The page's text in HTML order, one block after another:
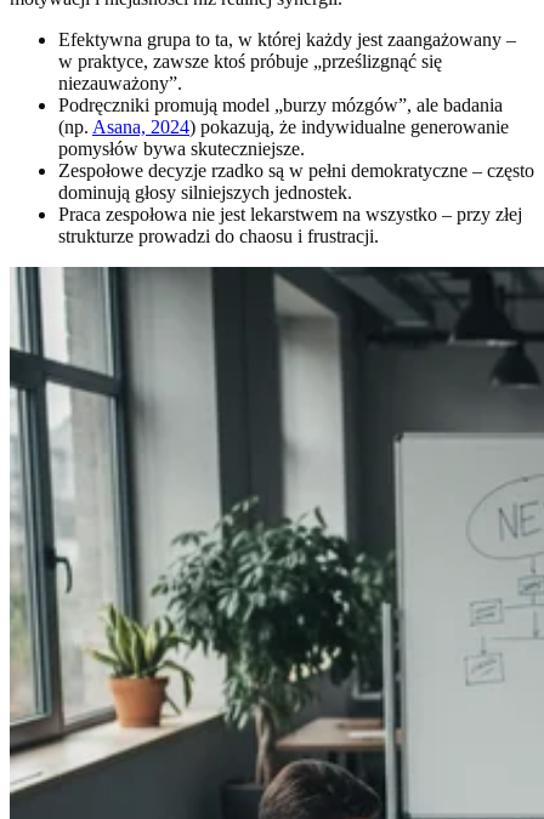
Efektywna grupa to ta, w której każdy jest zaangażowany –
w praktyce, zawsze ktoś próbuje „prześlizgnąć się
niezauważony”.
Podręczniki promują model „burzy mózgów”, ale badania
(np. Asana, 2024) pokazują, że indywidualne generowanie
pomysłów bywa skuteczniejsze.
Zespołowe decyzje rzadko są w pełni demokratyczne – często
dominują głosy silniejszych jednostek.
Praca zespołowa nie jest lekarstwem na wszystko – przy złej
strukturze prowadzi do chaosu i frustracji.